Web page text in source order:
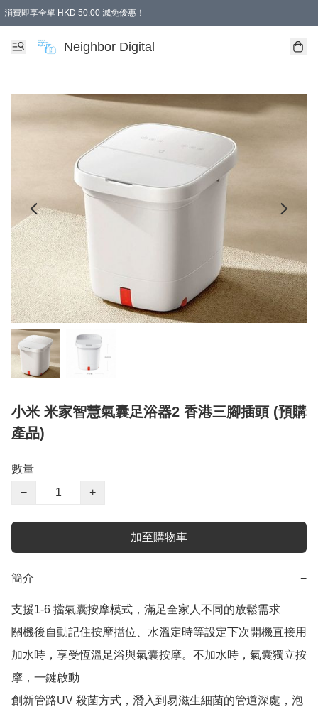
消費即享全單 HKD 50.00 減免優惠！
Neighbor Digital
小米 米家智慧氣囊足浴器2 香港三腳插頭 (預購
產品)
數量
−
+
加至購物車
簡介 −
支援1-6 擋氣囊按摩模式，滿足全家人不同的放鬆需求
關機後自動記住按摩擋位、水溫定時等設定下次開機直接用
加水時，享受恆溫足浴與氣囊按摩。不加水時，氣囊獨立按
摩，一鍵啟動
創新管路UV 殺菌方式，潛入到易滋生細菌的管道深處，泡